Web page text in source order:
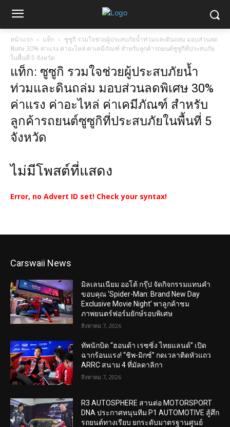
หน้าแรก แท็ก
ซูซูกิ รวมใจช่วยผู้ประสบภัยน้ำท่วมและดินถล่ม มอบส่วนลด
พิเศษ 30% ค่าแรง ค่าอะไหล่ ค่าเคมีภัณฑ์ สำหรับลูกค้ารถยนต์ซูซูกิที่ประสบภัย
ในพื้นที่ 5 จังหวัด
แท็ก: ซูซูกิ รวมใจช่วยผู้ประสบภัยน้ำ
ท่วมและดินถล่ม มอบส่วนลดพิเศษ 30%
ค่าแรง ค่าอะไหล่ ค่าเคมีภัณฑ์ สำหรับ
ลูกค้ารถยนต์ซูซูกิที่ประสบภัยในพื้นที่ 5
จังหวัด
ไม่มีโพสต์ที่แสดง
Error, no Advert ID set! Check your syntax!
Carswaii News
มิลเลนเนียม ออโต้ กรุ๊ป จัดกิจกรรมแทนคำ
ขอบคุณ ‘Spider-Man: Brand New Day
Exclusive Movie Night’ พาลูกค้าชม
ภาพยนตร์ฟอร์มยักษ์รอบพิเศษ
สิงหาคม 7, 2026
ทัพนักบิด “ฮอนด้า เรซซิ่ง ไทยแลนด์” เปิด
ฉากร้อนแรง! “ชิพ-มิกซ์” กดเวลาติดหัวแถว
ARRC สนาม 4 ที่มัลดาลิกา
สิงหาคม 7, 2026
R3 AUTOSPHERE สานต่อ MOTORSPORT
DNA ประกาศหนุนทีม P1 AUTOMOTIVE สู้ศึก
รถยนต์ทางเรียบ ยกระดับมาตรฐานศูนย์